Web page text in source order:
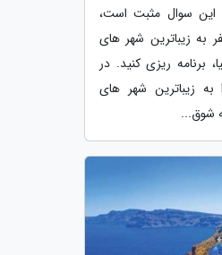
این سوال مثبت است،
به زیباترین شهر های
برنامه ریزی کنید. در
به زیباترین شهر های
شوق...